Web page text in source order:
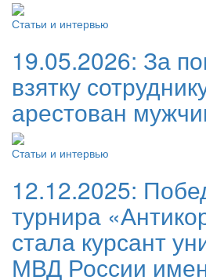
Статьи и интервью
19.05.2026: За
взятку
арестован
Статьи и интервью
12.12.2025:
турнира
стала курсант
МВД России